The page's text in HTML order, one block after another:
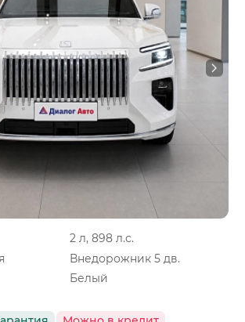
2 л, 898 л.с.
Внедорожник 5 дв.
Белый